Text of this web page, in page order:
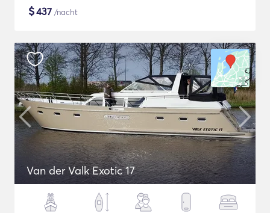
$437 /nacht
Van der Valk Exotic 17